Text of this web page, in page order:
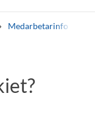
Medarbetarinfo
Personal